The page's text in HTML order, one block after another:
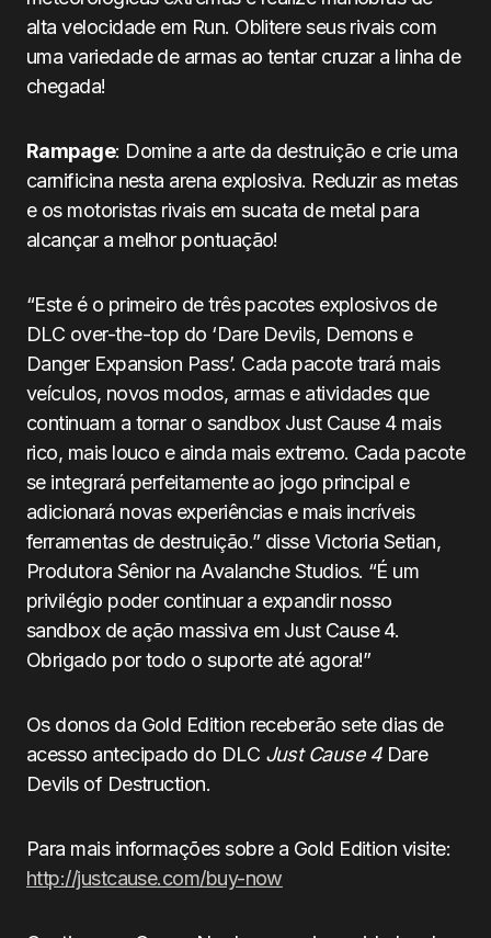
alta velocidade em Run. Oblitere seus rivais com
uma variedade de armas ao tentar cruzar a linha de
chegada!
Rampage: Domine a arte da destruição e crie uma
carnificina nesta arena explosiva. Reduzir as metas
e os motoristas rivais em sucata de metal para
alcançar a melhor pontuação!
“Este é o primeiro de três pacotes explosivos de
DLC over-the-top do ‘Dare Devils, Demons e
Danger Expansion Pass’. Cada pacote trará mais
veículos, novos modos, armas e atividades que
continuam a tornar o sandbox JustCause 4 mais
rico, mais louco e ainda mais extremo. Cada pacote
se integrará perfeitamente ao jogo principal e
adicionará novas experiências e mais incríveis
ferramentas de destruição.” disse Victoria Setian,
Produtora Sênior na Avalanche Studios. “É um
privilégio poder continuar a expandir nosso
sandbox de ação massiva em JustCause 4.
Obrigado por todo o suporte até agora!”
Os donos da Gold Edition receberão sete dias de
acesso antecipado do DLC JustCause 4Dare
Devils of Destruction.
Para mais informações sobre a Gold Edition visite:
http://justcause.com/buy-now